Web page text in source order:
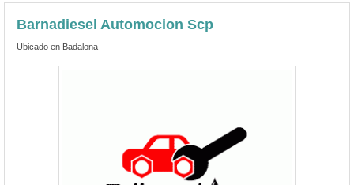
Barnadiesel Automocion Scp
Ubicado en Badalona